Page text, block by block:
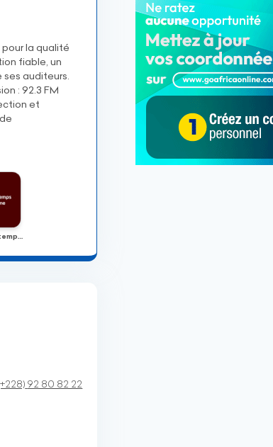
la qualité
fiable, un
ses auditeurs.
: 92.3 FM
et
Vente de temps d’antenne
92 80 82 22